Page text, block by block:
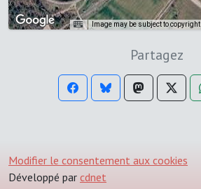
Image may be subject to copyright
Partagez
Modifier le consentement aux cookies
Développé par cdnet